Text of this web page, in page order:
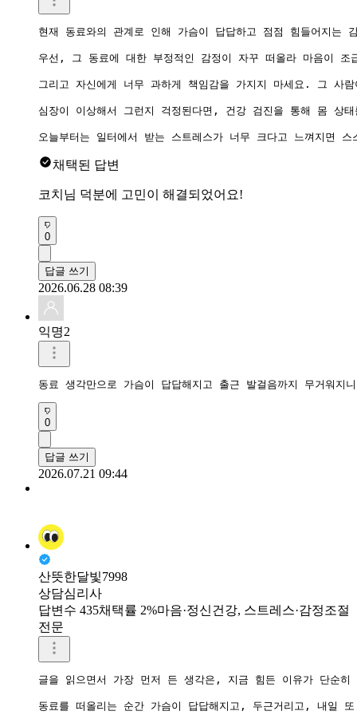
현재 동료와의 관계로 인해 가슴이 답답하고 점점 힘들어지
우선, 그 동료에 대한 부정적인 감정이 자꾸 떠올라 마음이
그리고 자신에게 너무 과하게 책임감을 가지지 마세요. 그 사
심장이 이상해서 그런지 걱정된다면, 건강 검진을 통해 몸 상
오늘부터는 일터에서 받는 스트레스가 너무 크다고 느껴지면
채택된 답변
코치님 덕분에 고민이 해결되었어요!
0
답글 쓰기
2026.06.28 08:39
익명2
동료 생각만으로 가슴이 답답해지고 출근 발걸음까지 무거워
0
답글 쓰기
2026.07.21 09:44
산뜻한달빛7998
상담심리사
답변수 435채택률 2%마음·정신건강, 스트레스·감정조절
전문
글을 읽으면서 가장 먼저 든 생각은, 지금 힘든 이유가 단순히
동료를 떠올리는 순간 가슴이 답답해지고, 두근거리고, 내일